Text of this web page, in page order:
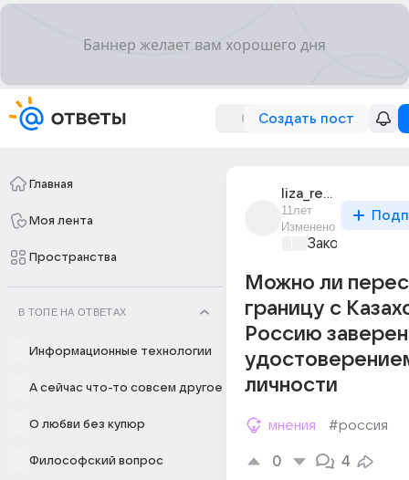
Создать пост
Главная
Моя лента
Пространства
В ТОПЕ НА ОТВЕТАХ
Информационные технологии
А сейчас что-то совсем другое
О любви без купюр
Философский вопрос
liza_redzhepova
11лет
Изменено
Закон и
Можно ли
границу с
Россию
личности
мнения #россия
0 4